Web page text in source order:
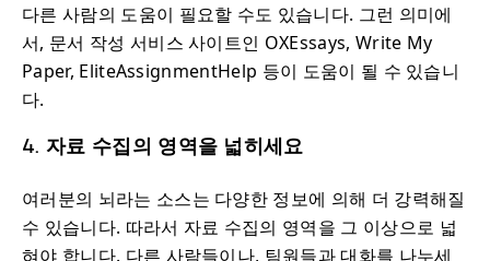
다른 사람의 도움이 필요할 수도 있습니다. 그런 의미에
서, 문서 작성 서비스 사이트인 OXEssays, Write My
Paper, EliteAssignmentHelp 등이 도움이 될 수 있습니
다.
4. 자료 수집의 영역을 넓히세요
여러분의 뇌라는 소스는 다양한 정보에 의해 더 강력해질
수 있습니다. 따라서 자료 수집의 영역을 그 이상으로 넓
혀야 합니다. 다른 사람들이나, 팀원들과 대화를 나누세